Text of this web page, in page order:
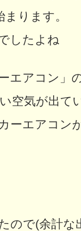
ります。
したよね
エアコン」
空気が出て
ーエアコン
ので(余計